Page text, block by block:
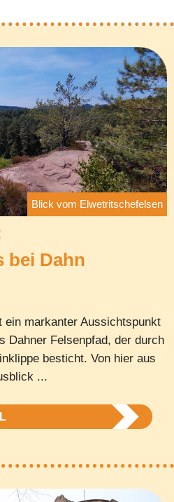
Blick vom Elwetritschefelsen
bei Dahn
ein markanter Aussichtspunkt
Dahner Felsenpfad, der durch
besticht. Von hier aus
...